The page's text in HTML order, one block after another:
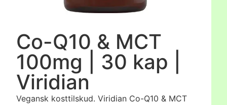
Co-Q10 & MCT
100mg | 30 kap |
Viridian
Vegansk kosttilskud. Viridian Co-Q10 & MCT